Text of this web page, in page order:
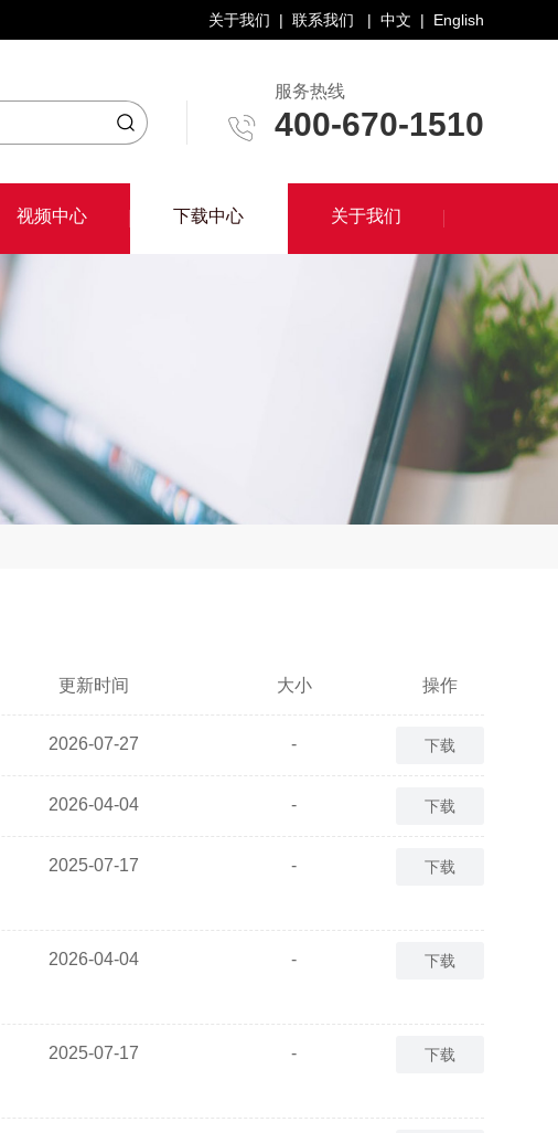
关于我们 | 联系我们 | 中文 | English
服务热线
400-670-1510
视频中心
视频中心
下载中心
关于我们
关于我们
更新时间 大小 操作
2026-07-27 - 下载
2026-04-04 - 下载
2025-07-17 - 下载
2026-04-04 - 下载
2025-07-17 - 下载